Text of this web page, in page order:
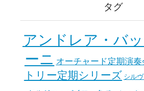
タグ
アンドレア・バ
ーニ オーチャード定期演奏
トリー定期シリーズ シル